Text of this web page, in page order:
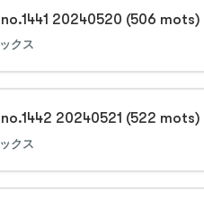
20240520 (506 mots)
クス
20240521 (522 mots)
クス